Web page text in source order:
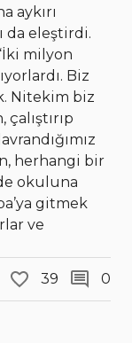
aykırı
da eleştirdi.
milyon
Biz
Nitekim biz
herhangi bir
okuluna
gitmek
ve
39 0